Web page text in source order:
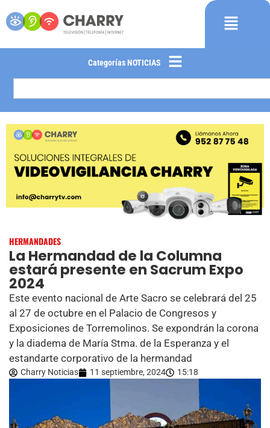
Categorías NOTICIAS
HERMANDADES
La Hermandad de la Columna
estará presente en Sacrum Expo
2024
Este evento nacional de Arte Sacro se celebrará del 25
al 27 de octubre en el Palacio de Congresos y
Exposiciones de Torremolinos. Se expondrán la corona
y la diadema de María Stma. de la Esperanza y el
estandarte corporativo de la hermandad
Charry Noticias 11 septiembre, 2024 15:18